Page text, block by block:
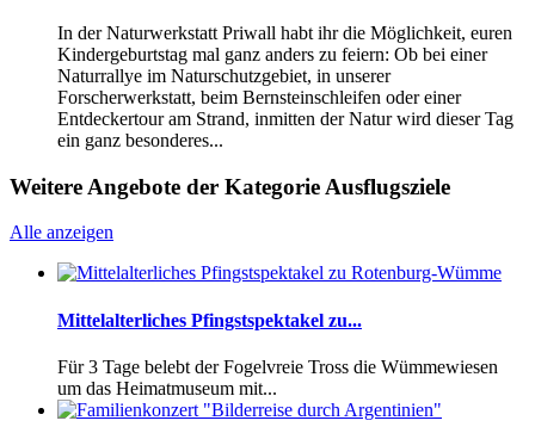
In der Naturwerkstatt Priwall habt ihr die Möglichkeit, euren
Kindergeburtstag mal ganz anders zu feiern: Ob bei einer
Naturrallye im Naturschutzgebiet, in unserer
Forscherwerkstatt, beim Bernsteinschleifen oder einer
Entdeckertour am Strand, inmitten der Natur wird dieser Tag
ein ganz besonderes...
Weitere Angebote der Kategorie Ausflugsziele
Alle anzeigen
Mittelalterliches Pfingstspektakel zu...
Für 3 Tage belebt der Fogelvreie Tross die Wümmewiesen
um das Heimatmuseum mit...